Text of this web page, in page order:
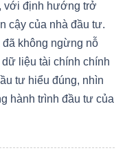
với định hướng trở
cậy của nhà đầu tư.
không ngừng nỗ
dữ liệu tài chính chính
tư hiểu đúng, nhìn
hành trình đầu tư của